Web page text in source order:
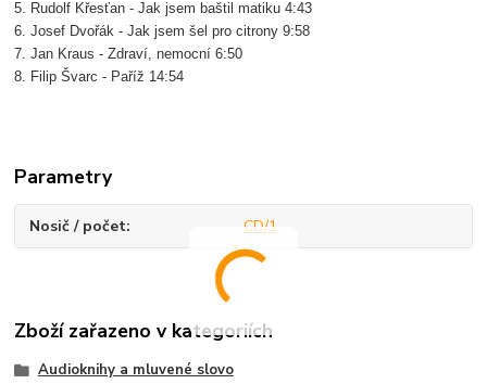
5. Rudolf Křesťan - Jak jsem baštil matiku 4:43
6. Josef Dvořák - Jak jsem šel pro citrony 9:58
7. Jan Kraus - Zdraví, nemocní 6:50
8. Filip Švarc - Paříž 14:54
Parametry
Nosič / počet CD/1
Zboží zařazeno v kategoriích
Audioknihy a mluvené slovo